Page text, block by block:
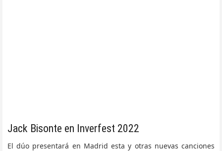
Jack Bisonte en Inverfest 2022
El dúo presentará en Madrid esta y otras nuevas canciones